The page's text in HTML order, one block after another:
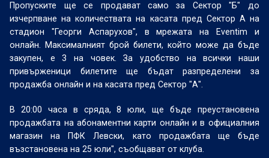
Пропуските ще се продават само за Сектор "Б" до
изчерпване на количествата на касата пред Сектор А на
стадион "Георги Аспарухов", в мрежата на Eventim и
онлайн. Максималният брой билети, който може да бъде
закупен, е 3 на човек. За удобство на всички наши
привърженици билетите ще бъдат разпределени за
продажба онлайн и на касата пред Сектор "А".
В 20:00 часа в сряда, 8 юли, ще бъде преустановена
продажбата на абонаментни карти онлайн и в официалния
магазин на ПФК Левски, като продажбата ще бъде
възстановена на 25 юли", съобщават от клуба.